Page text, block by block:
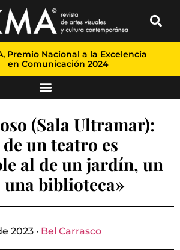
Premio Nacional a la Excelencia
en Comunicación 2024
(Sala Ultramar):
un teatro es
al de un jardín, un
biblioteca»
2023 · Bel Carrasco